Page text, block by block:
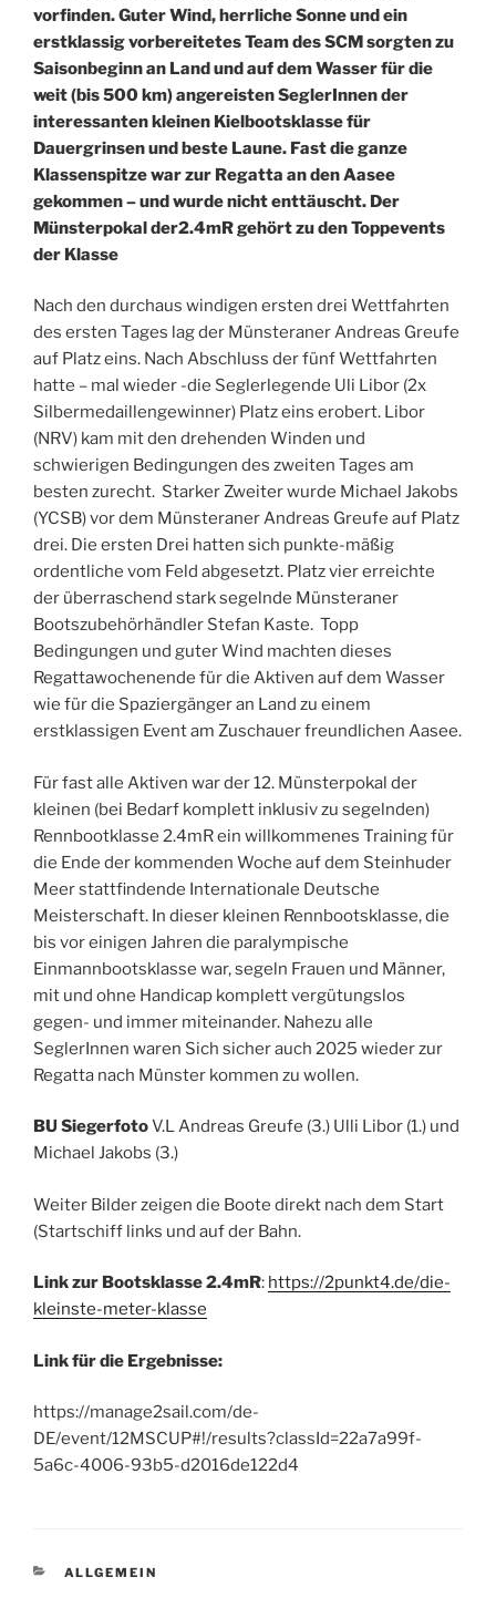
vorfinden. Guter Wind, herrliche Sonne und ein
erstklassig vorbereitetes Team des SCM sorgten zu
Saisonbeginn an Land und auf dem Wasser für die
weit (bis 500 km) angereisten SeglerInnen der
interessanten kleinen Kielbootsklasse für
Dauergrinsen und beste Laune. Fast die ganze
Klassenspitze war zur Regatta an den Aasee
gekommen – und wurde nicht enttäuscht. Der
Münsterpokal der2.4mR gehört zu den Toppevents
der Klasse
Nach den durchaus windigen ersten drei Wettfahrten
des ersten Tages lag der Münsteraner Andreas Greufe
auf Platz eins. Nach Abschluss der fünf Wettfahrten
hatte – mal wieder -die Seglerlegende Uli Libor (2x
Silbermedaillengewinner) Platz eins erobert. Libor
(NRV) kam mit den drehenden Winden und
schwierigen Bedingungen des zweiten Tages am
besten zurecht. Starker Zweiter wurde Michael Jakobs
(YCSB) vor dem Münsteraner Andreas Greufe auf Platz
drei. Die ersten Drei hatten sich punkte-mäßig
ordentliche vom Feld abgesetzt. Platz vier erreichte
der überraschend stark segelnde Münsteraner
Bootszubehörhändler Stefan Kaste. Topp
Bedingungen und guter Wind machten dieses
Regattawochenende für die Aktiven auf dem Wasser
wie für die Spaziergänger an Land zu einem
erstklassigen Event am Zuschauer freundlichen Aasee.
Für fast alle Aktiven war der 12. Münsterpokal der
kleinen (bei Bedarf komplett inklusiv zu segelnden)
Rennbootklasse 2.4mR ein willkommenes Training für
die Ende der kommenden Woche auf dem Steinhuder
Meer stattfindende Internationale Deutsche
Meisterschaft. In dieser kleinen Rennbootsklasse, die
bis vor einigen Jahren die paralympische
Einmannbootsklasse war, segeln Frauen und Männer,
mit und ohne Handicap komplett vergütungslos
gegen- und immer miteinander. Nahezu alle
SeglerInnen waren Sich sicher auch 2025 wieder zur
Regatta nach Münster kommen zu wollen.
BU SiegerfotoV.L Andreas Greufe (3.) Ulli Libor (1.) und
Michael Jakobs (3.)
Weiter Bilder zeigen die Boote direkt nach dem Start
(Startschiff links und auf der Bahn.
Link zur Bootsklasse 2.4mR: https://2punkt4.de/die-
kleinste-meter-klasse
Link für die Ergebnisse:
https://manage2sail.com/de-
DE/event/12MSCUP#!/results?classId=22a7a99f-
5a6c-4006-93b5-d2016de122d4
KATEGORIEN
ALLGEMEIN